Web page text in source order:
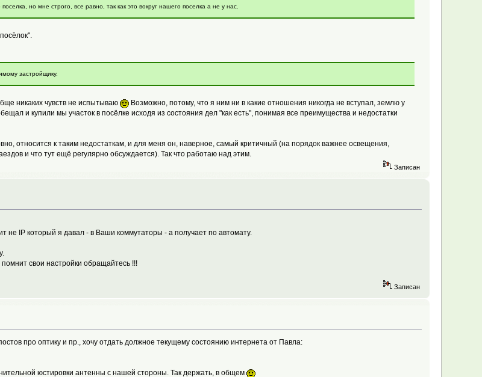
но мне строго, все равно, так как это вокруг нашего поселка а не у нас.
застройщику.
никаких чувств не испытываю
Возможно, потому, что я ним ни в какие отношения никогда не вступал, землю у
и купили мы участок в посёлке исходя из состояния дел "как есть", понимая все преимущества и недостатки
относится к таким недостаткам, и для меня он, наверное, самый критичный (на порядок важнее освещения,
и что тут ещё регулярно обсуждается). Так что работаю над этим.
Записан
не IP который я давал - в Ваши коммутаторы - а получает по автомату.
свои настройки обращайтесь !!!
Записан
про оптику и пр., хочу отдать должное текущему состоянию интернета от Павла:
юстировки антенны с нашей стороны. Так держать, в общем